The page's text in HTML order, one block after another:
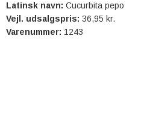
Latinsk navn: Cucurbita pepo
Vejl. udsalgspris: 36,95 kr.
Varenummer: 1243